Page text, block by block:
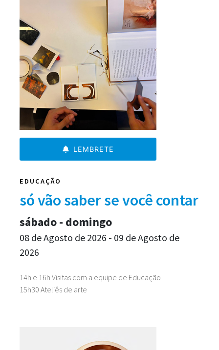
LEMBRETE
EDUCAÇÃO
só vão saber se você contar
14h e 16h Visitas com a equipe de Educação
15h30 Ateliês de arte
sábado - domingo
08 de Agosto de 2026 - 09 de Agosto de
2026